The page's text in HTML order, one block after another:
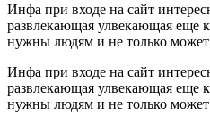
Инфа при входе на сайт
развлекающая улвекающая еще
нужны людям и не только
Инфа при входе на сайт
развлекающая улвекающая еще
нужны людям и не только